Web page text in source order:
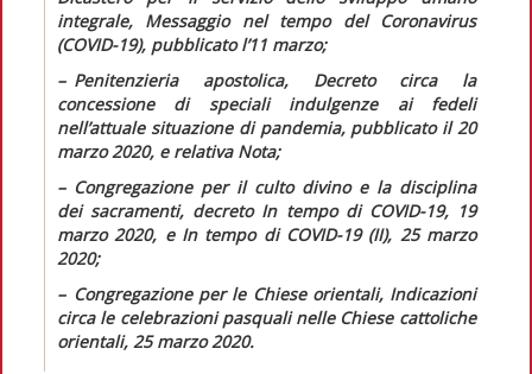
integrale, Messaggio nel tempo del Coronavirus
(COVID-19), pubblicato l’11 marzo;
– Penitenzieria apostolica, Decretocirca la
concessione di speciali indulgenze ai fedeli
nell’attuale situazione di pandemia, pubblicato il 20
marzo 2020, e relativa Nota;
– Congregazione per il culto divino e la disciplina
dei sacramenti, decreto In tempo di COVID-19, 19
marzo 2020, e In tempo di COVID-19 (II), 25 marzo
2020;
– Congregazione per le Chiese orientali, Indicazioni
circa le celebrazioni pasquali nelle Chiese cattoliche
orientali, 25 marzo 2020.